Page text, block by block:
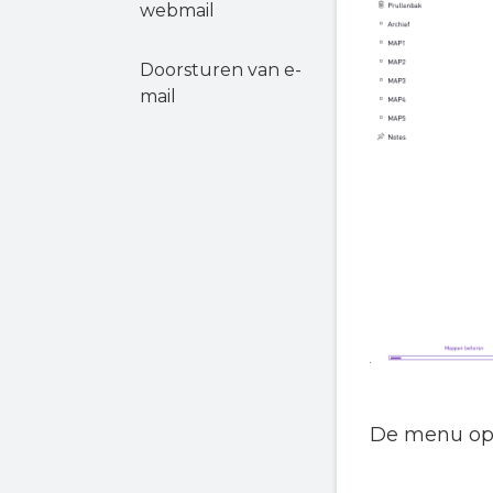
webmail
Doorsturen van e-
mail
De menu